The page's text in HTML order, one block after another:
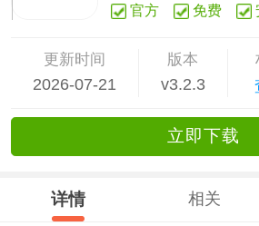
官方 免费
更新时间
2026-07-21
版本
v3.2.3
立即下载
详情 相关